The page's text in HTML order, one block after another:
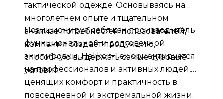
тактической одежде. Основываясь на
многолетнем опыте и тщательном
анализе потребностей пользователей,
компания создает продукцию,
способную выдержать самые суровые
условия.
Позиционируя себя как производитель
функциональной и долговечной
экипировки, Helikon-Tex ориентируется
на профессионалов и активных людей,
ценящих комфорт и практичность в
повседневной и экстремальной жизни.